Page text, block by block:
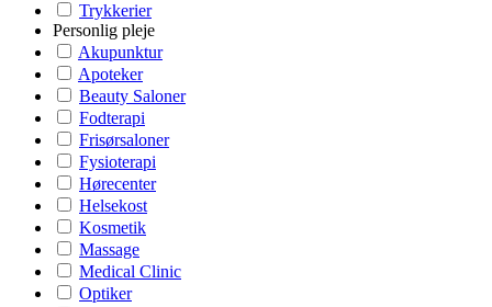
Trykkerier
Personlig pleje
Akupunktur
Apoteker
Beauty Saloner
Fodterapi
Frisørsaloner
Fysioterapi
Hørecenter
Helsekost
Kosmetik
Massage
Medical Clinic
Optiker